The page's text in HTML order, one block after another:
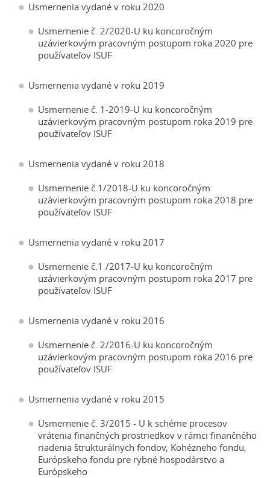
Usmernenia vydané v roku 2020
Usmernenie č. 2/2020-U ku koncoročným
uzávierkovým pracovným postupom roka 2020 pre
používateľov ISUF
Usmernenia vydané v roku 2019
Usmernenie č. 1-2019-U ku koncoročným
uzávierkovým pracovným postupom roka 2019 pre
používateľov ISUF
Usmernenia vydané v roku 2018
Usmernenie č.1/2018-U ku koncoročným
uzávierkovým pracovným postupom roka 2018 pre
používateľov ISUF
Usmernenia vydané v roku 2017
Usmernenie č.1 /2017-U ku koncoročným
uzávierkovým pracovným postupom roka 2017 pre
používateľov ISUF
Usmernenia vydané v roku 2016
Usmernenie č. 2/2016-U ku koncoročným
uzávierkovým pracovným postupom roka 2016 pre
používateľov ISUF
Usmernenia vydané v roku 2015
Usmernenie č. 3/2015 - U k schéme procesov
vrátenia finančných prostriedkov v rámci finančného
riadenia štrukturálnych fondov, Kohézneho fondu,
Európskeho fondu pre rybné hospodárstvo a
Európskeho